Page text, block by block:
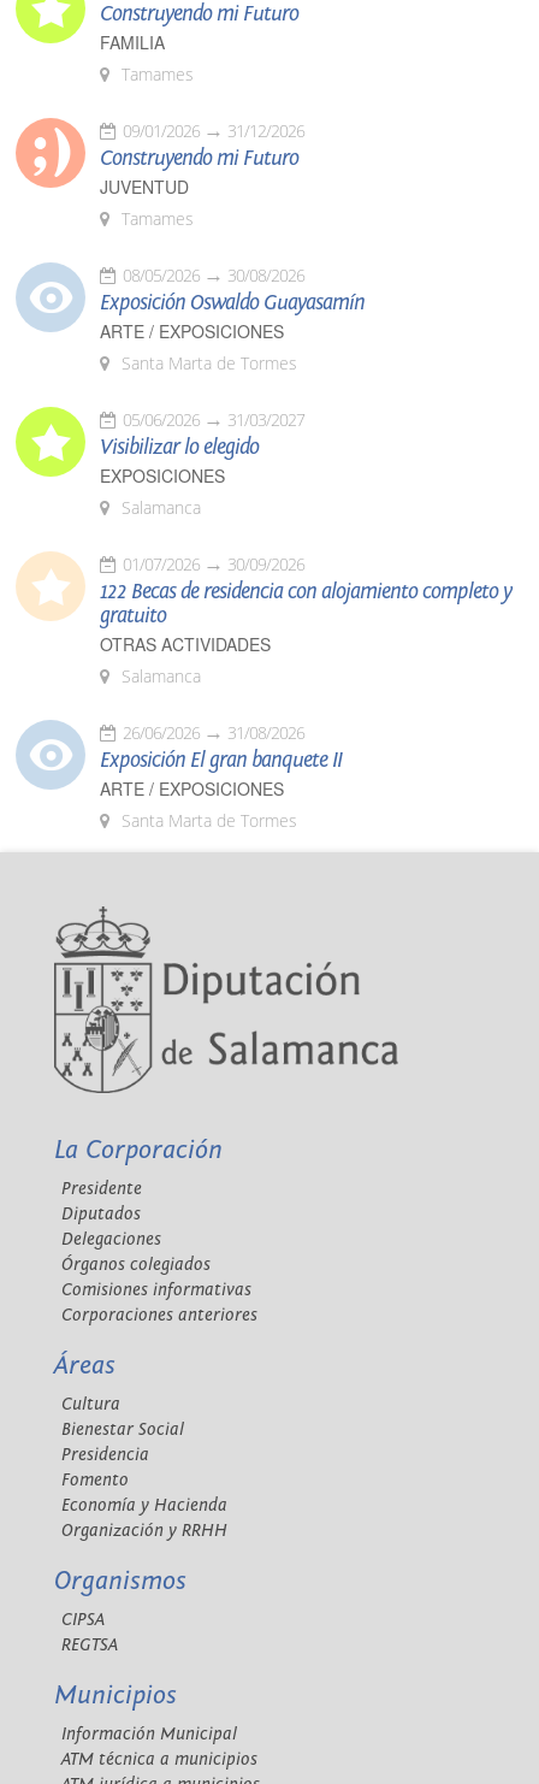
Construyendo mi Futuro
FAMILIA
Tamames
09/01/2026 31/12/2026
Construyendo mi Futuro
JUVENTUD
Tamames
08/05/2026 30/08/2026
Exposición Oswaldo Guayasamín
ARTE / EXPOSICIONES
Santa Marta de Tormes
05/06/2026 31/03/2027
Visibilizar lo elegido
EXPOSICIONES
Salamanca
01/07/2026 30/09/2026
122 Becas de residencia con alojamiento completo y
gratuito
OTRAS ACTIVIDADES
Salamanca
26/06/2026 31/08/2026
Exposición El gran banquete II
ARTE / EXPOSICIONES
Santa Marta de Tormes
La Corporación
Presidente
Diputados
Delegaciones
Órganos colegiados
Comisiones informativas
Corporaciones anteriores
Áreas
Cultura
Bienestar Social
Presidencia
Fomento
Economía y Hacienda
Organización y RRHH
Organismos
CIPSA
REGTSA
Municipios
Información Municipal
ATM técnica a municipios